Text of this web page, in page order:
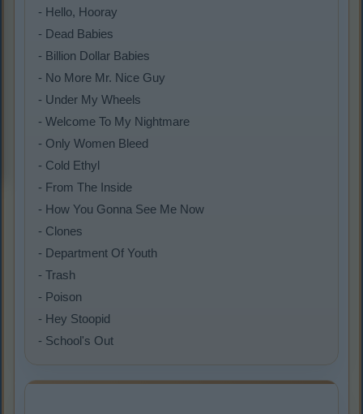
- Hello, Hooray
- Dead Babies
- Billion Dollar Babies
- No More Mr. Nice Guy
- Under My Wheels
- Welcome To My Nightmare
- Only Women Bleed
- Cold Ethyl
- From The Inside
- How You Gonna See Me Now
- Clones
- Department Of Youth
- Trash
- Poison
- Hey Stoopid
- School's Out